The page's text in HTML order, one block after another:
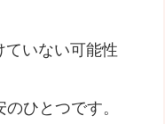
いない可能性
ひとつです。